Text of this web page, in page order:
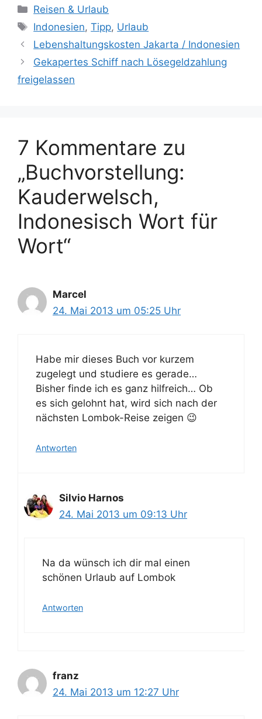
Kategorien
Reisen & Urlaub
Schlagwörter
Indonesien,Tipp, Urlaub
Lebenshaltungskosten Jakarta / Indonesien
Gekapertes Schiff nach Lösegeldzahlung
freigelassen
7 Kommentare zu
„Buchvorstellung:
Kauderwelsch,
Indonesisch Wort für
Wort“
Marcel
24. Mai 2013 um 05:25 Uhr
Habe mir dieses Buch vor kurzem
zugelegt und studiere es gerade…
Bisher finde ich es ganz hilfreich… Ob
es sich gelohnt hat, wird sich nach der
nächsten Lombok-Reise zeigen 😉
Antworten
Silvio Harnos
24. Mai 2013 um 09:13 Uhr
Na da wünsch ich dir mal einen
schönen Urlaub auf Lombok
Antworten
franz
24. Mai 2013 um 12:27 Uhr